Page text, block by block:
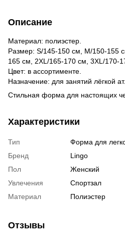
Описание
Материал: полиэстер.
Размер: S/145-150 см, M/150-155
165 см, 2XL/165-170 см, 3XL/170-
Цвет: в ассортименте.
Назначение: для занятий лёгкой
Стильная форма для настоящих
Характеристики
Тип
Форма для
Бренд
Lingo
Пол
Женский
Увлечения
Спортзал
Материал
Полиэстер
Отзывы